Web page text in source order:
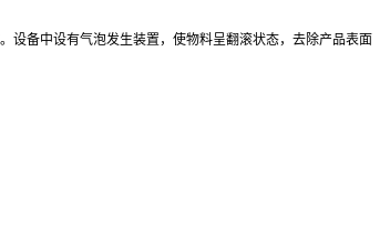
设备中设有气泡发生装置，使物料呈翻滚状态，去除产品表面